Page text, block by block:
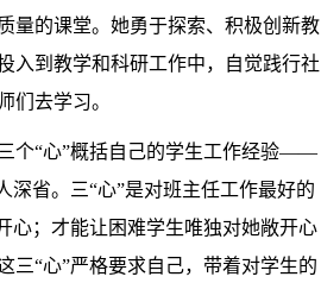
量的课堂。 她勇于探索、积极创新教
入到教学和科研工作中， 自觉践行社
们去学习。
个“心”概括自己的学生工作经验——
深省。三“心”是对班主任工作最好的
心；才能让困难学生唯独对她敞开心
三“心”严格要求自己，带着对学生的